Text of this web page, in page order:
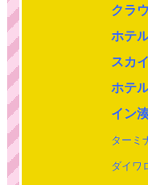
クラ
ホテ
スカ
ホテ
イン
ターミ
ダイワ